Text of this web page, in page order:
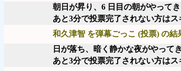
朝日が昇り、6 日目の朝がやって
あと3分で投票完了されない方は
和久津智 を弾幕ごっこ (投票) の
日が落ち、暗く静かな夜がやって
あと3分で投票完了されない方は